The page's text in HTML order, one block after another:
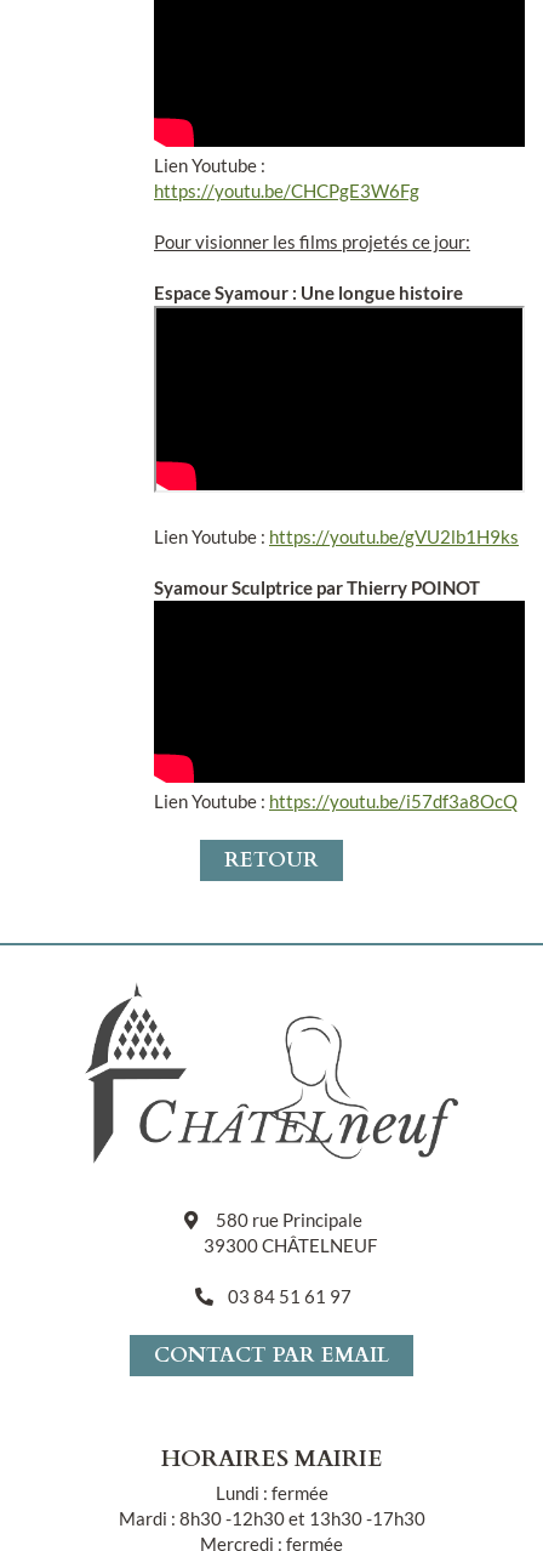
Lien Youtube :
https://youtu.be/CHCPgE3W6Fg
Pour visionner les films projetés ce jour:
Espace Syamour : Une longue histoire
Lien Youtube : https://youtu.be/gVU2lb1H9ks
Syamour Sculptrice par Thierry POINOT
Lien Youtube : https://youtu.be/i57df3a8OcQ
RETOUR
580 rue Principale
39300 CHÂTELNEUF
03 84 51 61 97
CONTACT PAR EMAIL
HORAIRES MAIRIE
Lundi : fermée
Mardi : 8h30 -12h30 et 13h30 -17h30
Mercredi : fermée